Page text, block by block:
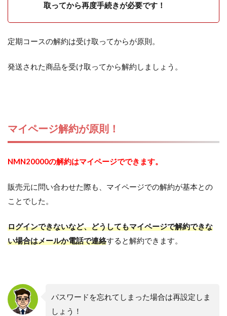
取ってから再度手続きが必要です！
定期コースの解約は受け取ってからが原則。
発送された商品を受け取ってから解約しましょう。
マイページ解約が原則！
NMN20000の解約はマイページでできます。
販売元に問い合わせた際も、マイページでの解約が基本との
ことでした。
ログインできないなど、どうしてもマイページで解約できな
い場合はメールか電話で連絡すると解約できます。
パスワードを忘れてしまった場合は再設定しま
しょう！